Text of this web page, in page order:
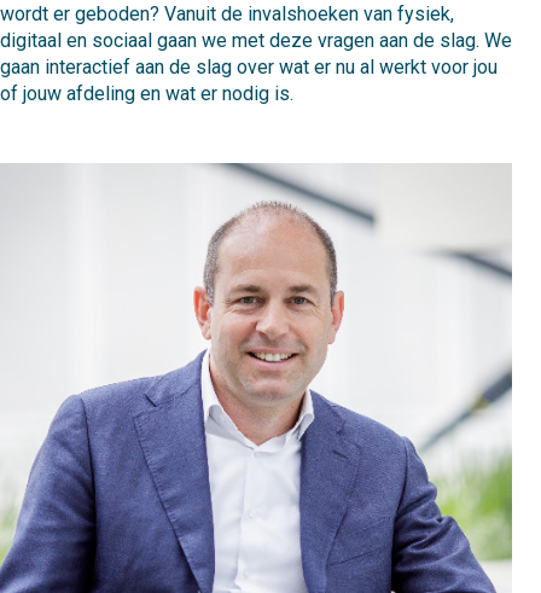
wordt er geboden? Vanuit de invalshoeken van fysiek,
digitaal en sociaal gaan we met deze vragen aan de slag. We
gaan interactief aan de slag over wat er nu al werkt voor jou
of jouw afdeling en wat er nodig is.